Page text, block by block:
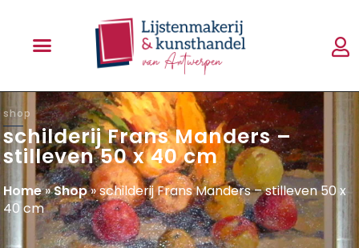
shop
schilderij Frans Manders –
stilleven 50 x 40 cm
Home»Shop»schilderij Frans Manders – stilleven 50 x
40 cm